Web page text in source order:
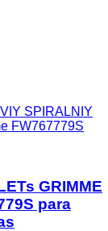
SPIRALNIY
FW767779S
GRIMME
para